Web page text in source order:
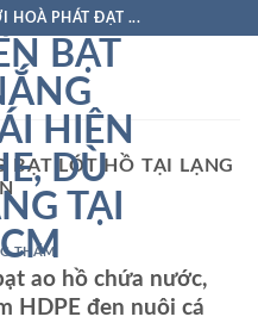
HOÀ PHÁT ĐẠT ...
BẠT LÓT HỒ TẠI LẠNG
THẤM
ao hồ chứa nước,
HDPE đen nuôi cá